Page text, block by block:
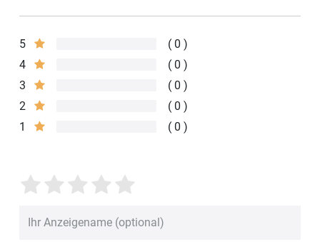
5
0
4
0
3
0
2
0
1
0